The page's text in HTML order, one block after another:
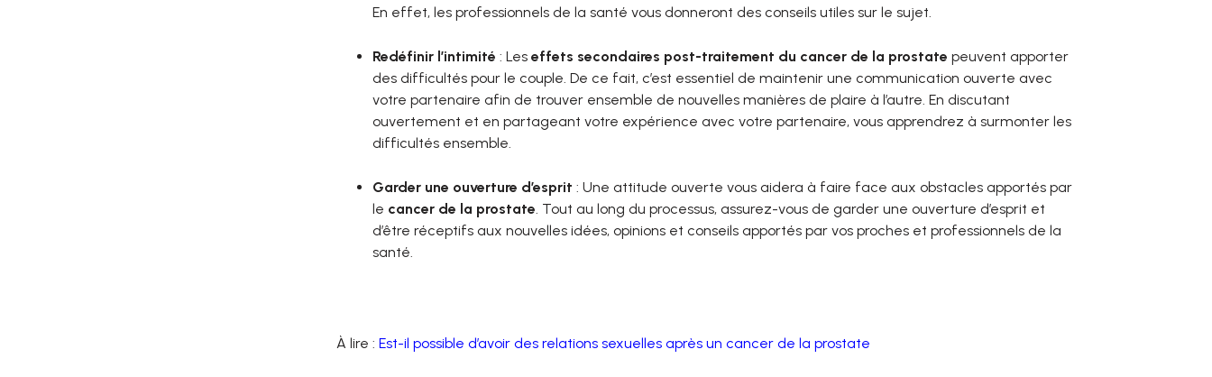
En effet, les professionnels de la santé vous donneront des conseils utiles sur le sujet.
Redéfinir l’intimité : Les effets secondaires post-traitement du cancer de la prostate peuvent apporter
des difficultés pour le couple. De ce fait, c’est essentiel de maintenir une communication ouverte avec
votre partenaire afin de trouver ensemble de nouvelles manières de plaire à l’autre. En discutant
ouvertement et en partageant votre expérience avec votre partenaire, vous apprendrez à surmonter les
difficultés ensemble.
Garder une ouverture d’esprit : Une attitude ouverte vous aidera à faire face aux obstacles apportés par
le cancer de la prostate. Tout au long du processus, assurez-vous de garder une ouverture d’esprit et
d’être réceptifs aux nouvelles idées, opinions et conseils apportés par vos proches et professionnels de la
santé.
À lire : Est-il possible d’avoir des relations sexuelles après un cancer de la prostate